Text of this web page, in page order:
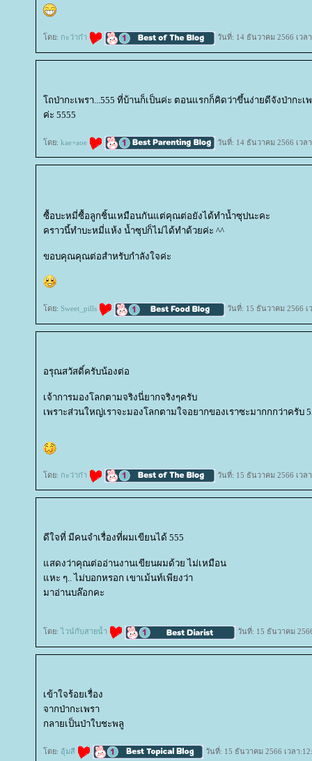
ดย: กะว่าก๋า วันที่: 14 ธันวาคม 2566 เวล
ถป่ากะเพรา...555 ที่บ้านก็เป็นค่ะ ตอนแรกก็คิดว่าขึ้นง่ายดีจังป่ากะ
ค่ะ 5555
ดย: kae+aoe วันที่: 14 ธันวาคม 2566 เวล
ซื้อบะหมี่ซื้อลูกชิ้นเหมือนกันแต่คุณต่อยังได้ทำน้ำซุปนะคะ
คราวนี้ทำบะหมี่แห้ง น้ำซุปก็ไม่ได้ทำด้วยค่ะ ^^
ขอบคุณคุณต่อสำหรับกำลังใจค่ะ
ดย: Sweet_pills วันที่: 15 ธันวาคม 2566 เ
อรุณสวัสดิ์ครับน้องต่อ
เจ้าการมองโลกตามจริงนี่ยากจริงๆครับ
เพราะส่วนใหญ่เราจะมองโลกตามใจอยากของเราซะมากกกว่าครับ
ดย: กะว่าก๋า วันที่: 15 ธันวาคม 2566 เวล
ดีใจที่ มีคนจำเรื่องที่ผมเขียนได้ 555
สดงว่าคุณต่ออ่านงานเขียนผมด้วย ไม่เหมือน
หะ ๆ.. ไม่บอกหรอก เขาเม้นท์เพียงว่า
มาอ่านบล๊อกคะ
ดย: ไวน์กับสายน้ำ วันที่: 15 ธันวาคม
เข้าใจร้อยเรื่อง
จากป่ากะเพรา
กลายเป็นป่าใบชะพลู
ดย: อุ้มสี วันที่: 15 ธันวาคม 2566 เวลา